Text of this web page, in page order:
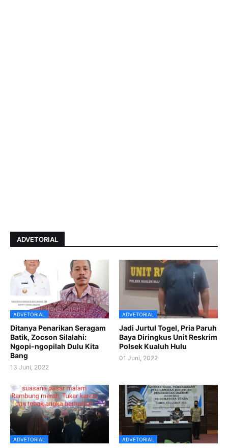
ADVETORIAL
ADVETORIAL
Ditanya Penarikan Seragam
Batik, Zocson Silalahi:
Ngopi-ngopilah Dulu Kita
Bang
13 Juni, 2022
ADVETORIAL
Jadi Jurtul Togel, Pria Paruh
Baya Diringkus Unit Reskrim
Polsek Kualuh Hulu
01 Juni, 2022
ADVETORIAL ADVETORIAL